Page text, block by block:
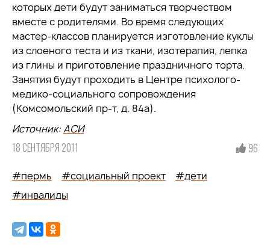
которых дети будут заниматься творчеством
вместе с родителями. Во время следующих
мастер-классов планируется изготовление куклы
из слоеного теста и из ткани, изотерапия, лепка
из глины и приготовление праздничного торта.
Занятия будут проходить в Центре психолого-
медико-социального сопровождения
(Комсомольский пр-т, д. 84а).
Источник:АСИ
18 СЕНТЯБРЯ 2011 96
#пермь #социальный проект
#дети
#инвалиды